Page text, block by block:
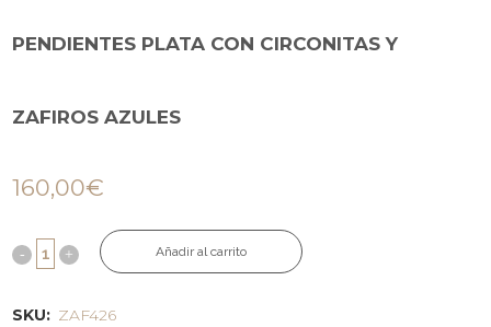
PENDIENTES PLATA CON CIRCONITAS Y
ZAFIROS AZULES
160,00€
Añadir al carrito
SKU: ZAF426